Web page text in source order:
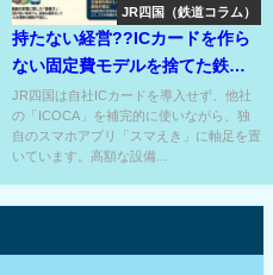
JR四国（鉄道コラム）
持たない経営??ICカードを作ら
ない固定費モデルを捨てた鉄道
会社の異端戦略??
JR四国は自社ICカードを導入せず、他社
の「ICOCA」を補完的に使いながら、独
自のスマホアプリ「スマえき」に軸足を置
いています。高額な設備...